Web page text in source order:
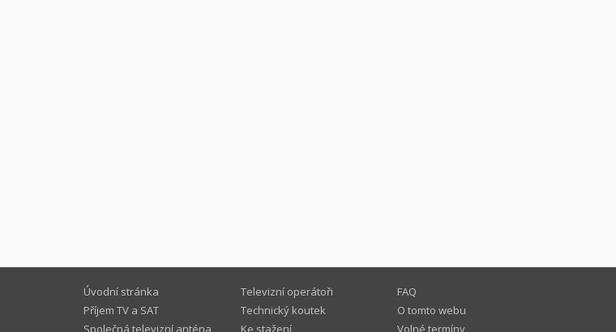
Úvodní stránka
Příjem TV a SAT
Společná televizní anténa
Televizní operátoři
Technický koutek
Ke stažení
FAQ
O tomto webu
Volné termíny